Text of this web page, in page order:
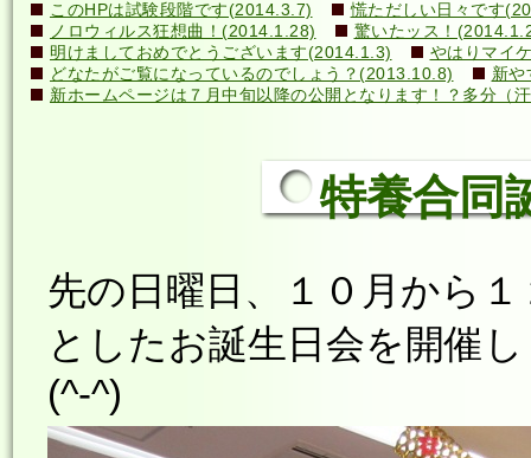
このHPは試験段階です(2014.3.7)
慌ただしい日々です
ノロウィルス狂想曲！(2014.1.28)
驚いたッス！
明けましておめでとうございます(2014.1.3)
やはりマイ
どなたがご覧になっているのでしょう？(2013.10.8)
新や
新ホームページは７月中旬以降の公開となります！？多分
特養合同
先の日曜日、１０月から
としたお誕生日会を開催
(^-^)